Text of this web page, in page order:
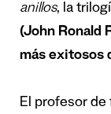
anillos, la
(John Ronald
más exitosos
El profesor de